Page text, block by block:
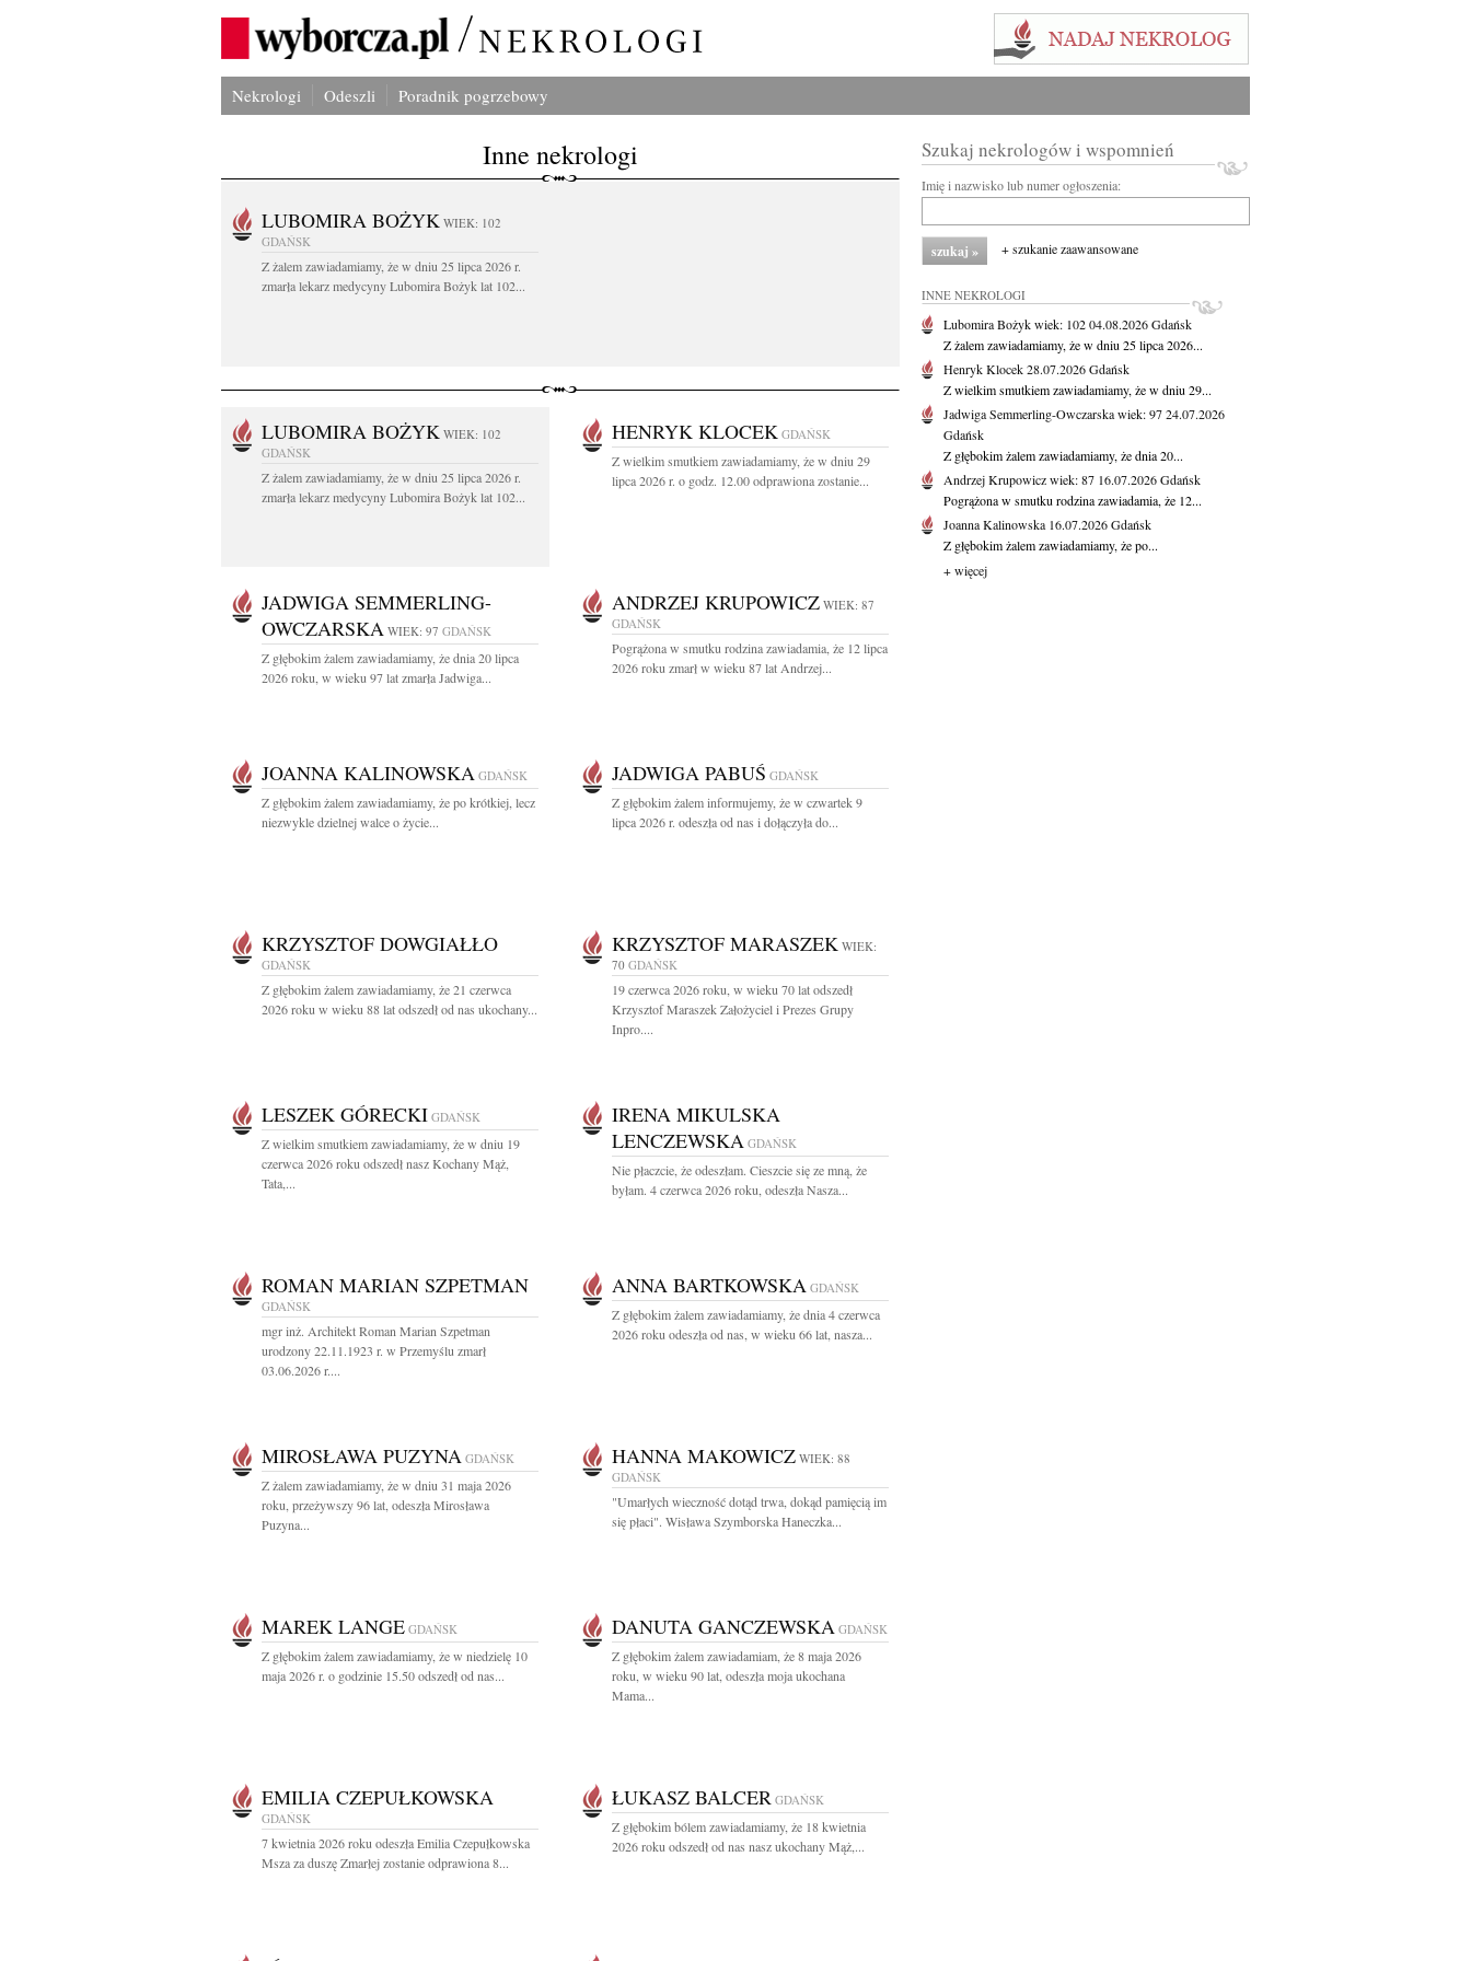
Nekrologi Odeszli Poradnik pogrzebowy
Inne nekrologi
LUBOMIRA BOŻYK WIEK: 102
GDAŃSK
Z żalem zawiadamiamy, że w dniu 25 lipca 2026 r.
zmarła lekarz medycyny Lubomira Bożyk lat 102...
LUBOMIRA BOŻYK WIEK: 102
GDAŃSK
Z żalem zawiadamiamy, że w dniu 25 lipca 2026 r.
zmarła lekarz medycyny Lubomira Bożyk lat 102...
HENRYK KLOCEK GDAŃSK
Z wielkim smutkiem zawiadamiamy, że w dniu 29
lipca 2026 r. o godz. 12.00 odprawiona zostanie...
JADWIGA SEMMERLING-
OWCZARSKA WIEK: 97 GDAŃSK
Z głębokim żalem zawiadamiamy, że dnia 20 lipca
2026 roku, w wieku 97 lat zmarła Jadwiga...
ANDRZEJ KRUPOWICZ WIEK: 87
GDAŃSK
Pogrążona w smutku rodzina zawiadamia, że 12 lipca
2026 roku zmarł w wieku 87 lat Andrzej...
JOANNA KALINOWSKA GDAŃSK
Z głębokim żalem zawiadamiamy, że po krótkiej, lecz
niezwykle dzielnej walce o życie...
JADWIGA PABUŚ GDAŃSK
Z głębokim żalem informujemy, że w czwartek 9
lipca 2026 r. odeszła od nas i dołączyła do...
KRZYSZTOF DOWGIAŁŁO
GDAŃSK
Z głębokim żalem zawiadamiamy, że 21 czerwca
2026 roku w wieku 88 lat odszedł od nas ukochany...
KRZYSZTOF MARASZEK WIEK:
70 GDAŃSK
19 czerwca 2026 roku, w wieku 70 lat odszedł
Krzysztof Maraszek Założyciel i Prezes Grupy
Inpro....
LESZEK GÓRECKI GDAŃSK
Z wielkim smutkiem zawiadamiamy, że w dniu 19
czerwca 2026 roku odszedł nasz Kochany Mąż,
Tata,...
IRENA MIKULSKA
LENCZEWSKA GDAŃSK
Nie płaczcie, że odeszłam. Cieszcie się ze mną, że
byłam. 4 czerwca 2026 roku, odeszła Nasza...
ROMAN MARIAN SZPETMAN
GDAŃSK
mgr inż. Architekt Roman Marian Szpetman
urodzony 22.11.1923 r. w Przemyślu zmarł
03.06.2026 r....
ANNA BARTKOWSKA GDAŃSK
Z głębokim żalem zawiadamiamy, że dnia 4 czerwca
2026 roku odeszła od nas, w wieku 66 lat, nasza...
MIROSŁAWA PUZYNA GDAŃSK
Z żalem zawiadamiamy, że w dniu 31 maja 2026
roku, przeżywszy 96 lat, odeszła Mirosława
Puzyna...
HANNA MAKOWICZ WIEK: 88
GDAŃSK
"Umarłych wieczność dotąd trwa, dokąd pamięcią im
się płaci". Wisława Szymborska Haneczka...
MAREK LANGE GDAŃSK
Z głębokim żalem zawiadamiamy, że w niedzielę 10
maja 2026 r. o godzinie 15.50 odszedł od nas...
DANUTA GANCZEWSKA GDAŃSK
Z głębokim żalem zawiadamiam, że 8 maja 2026
roku, w wieku 90 lat, odeszła moja ukochana
Mama...
EMILIA CZEPUŁKOWSKA
GDAŃSK
7 kwietnia 2026 roku odeszła Emilia Czepułkowska
Msza za duszę Zmarłej zostanie odprawiona 8...
ŁUKASZ BALCER GDAŃSK
Z głębokim bólem zawiadamiamy, że 18 kwietnia
2026 roku odszedł od nas nasz ukochany Mąż,...
Szukaj nekrologów i wspomnień
Imię i nazwisko lub numer ogłoszenia:
+ szukanie zaawansowane
INNE NEKROLOGI
Lubomira Bożykwiek: 10204.08.2026Gdańsk
Z żalem zawiadamiamy, że w dniu 25 lipca 2026...
Henryk Klocek28.07.2026Gdańsk
Z wielkim smutkiem zawiadamiamy, że w dniu 29...
Jadwiga Semmerling-Owczarskawiek: 9724.07.2026
Gdańsk
Z głębokim żalem zawiadamiamy, że dnia 20...
Andrzej Krupowiczwiek: 87 16.07.2026Gdańsk
Pogrążona w smutku rodzina zawiadamia, że 12...
Joanna Kalinowska 16.07.2026Gdańsk
Z głębokim żalem zawiadamiamy, że po...
+ więcej